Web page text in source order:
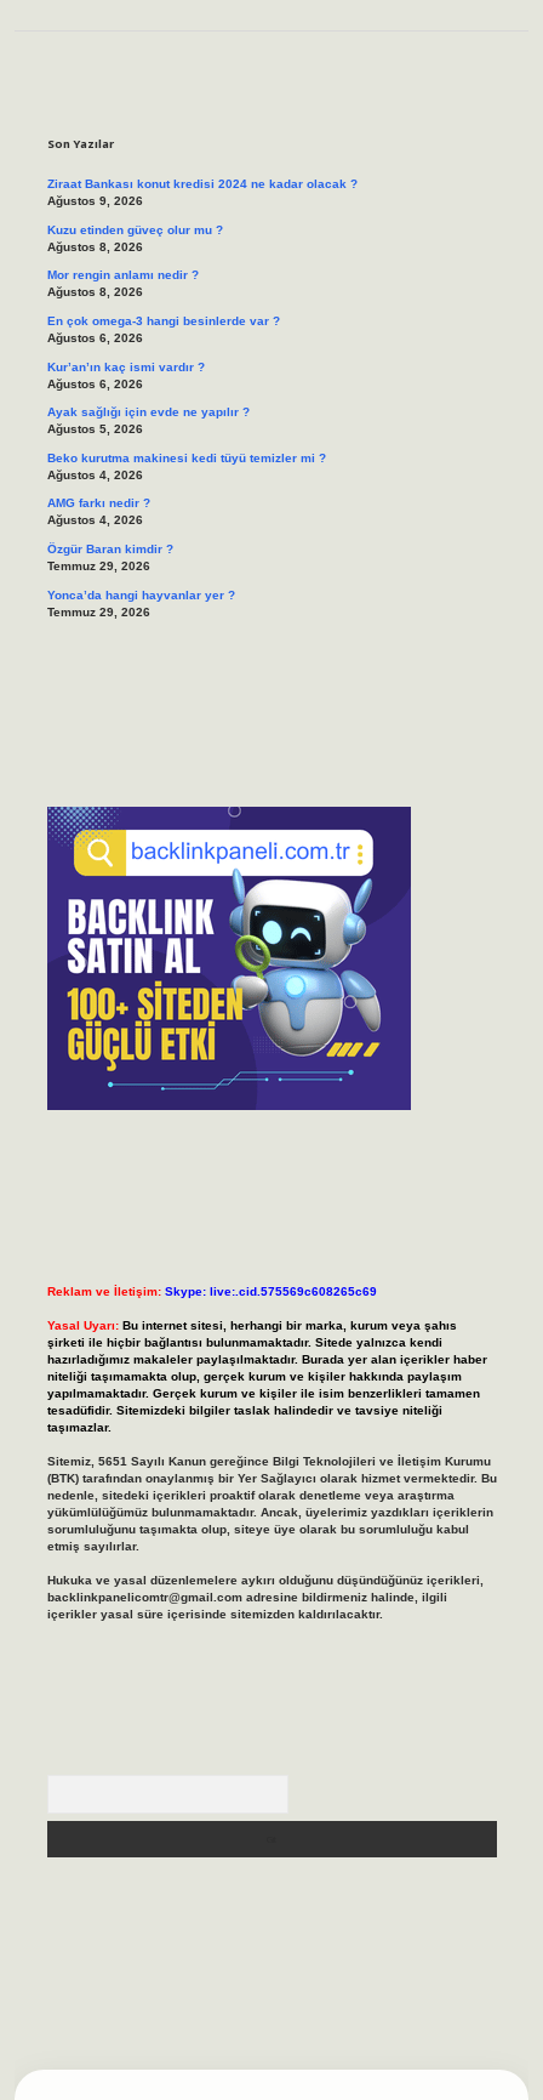
Son Yazılar
Ziraat Bankası konut kredisi 2024 ne kadar olacak ?
Ağustos 9, 2026
Kuzu etinden güveç olur mu ?
Ağustos 8, 2026
Mor rengin anlamı nedir ?
Ağustos 8, 2026
En çok omega-3 hangi besinlerde var ?
Ağustos 6, 2026
Kur’an’ın kaç ismi vardır ?
Ağustos 6, 2026
Ayak sağlığı için evde ne yapılır ?
Ağustos 5, 2026
Beko kurutma makinesi kedi tüyü temizler mi ?
Ağustos 4, 2026
AMG farkı nedir ?
Ağustos 4, 2026
Özgür Baran kimdir ?
Temmuz 29, 2026
Yonca’da hangi hayvanlar yer ?
Temmuz 29, 2026
Reklam ve İletişim: Skype: live:.cid.575569c608265c69
Yasal Uyarı: Bu internet sitesi, herhangi bir marka, kurum veya şahıs
şirketi ile hiçbir bağlantısı bulunmamaktadır. Sitede yalnızca kendi
hazırladığımız makaleler paylaşılmaktadır. Burada yer alan içerikler haber
niteliği taşımamakta olup, gerçek kurum ve kişiler hakkında paylaşım
yapılmamaktadır. Gerçek kurum ve kişiler ile isim benzerlikleri tamamen
tesadüfidir. Sitemizdeki bilgiler taslak halindedir ve tavsiye niteliği
taşımazlar.
Sitemiz, 5651 Sayılı Kanun gereğince Bilgi Teknolojileri ve İletişim Kurumu
(BTK) tarafından onaylanmış bir Yer Sağlayıcı olarak hizmet vermektedir. Bu
nedenle, sitedeki içerikleri proaktif olarak denetleme veya araştırma
yükümlülüğümüz bulunmamaktadır. Ancak, üyelerimiz yazdıkları içeriklerin
sorumluluğunu taşımakta olup, siteye üye olarak bu sorumluluğu kabul
etmiş sayılırlar.
Hukuka ve yasal düzenlemelere aykırı olduğunu düşündüğünüz içerikleri,
backlinkpanelicomtr@gmail.comadresine bildirmeniz halinde, ilgili
içerikler yasal süre içerisinde sitemizden kaldırılacaktır.